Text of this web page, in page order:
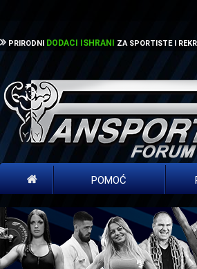
PRIRODNI DODACI ISHRANI ZA SPORTISTE I
POMOĆ